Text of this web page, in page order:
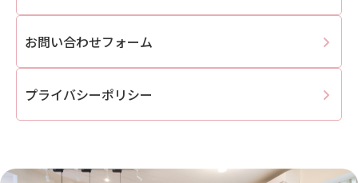
お問い合わせフォーム
プライバシーポリシー